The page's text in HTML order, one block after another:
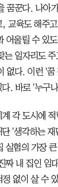
꿈꾼다. 나아
, 교육도 해주
어울릴 수 있
는 일자리도
없다. 이런 '
. 바로 '누구
각 도시에
'생각하는
실험의 가장
짜 내 집인 임
없이 살 수